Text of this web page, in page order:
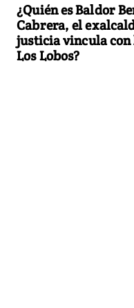
¿Quién es Baldor
Cabrera, el
justicia vincula con
Los Lobos?